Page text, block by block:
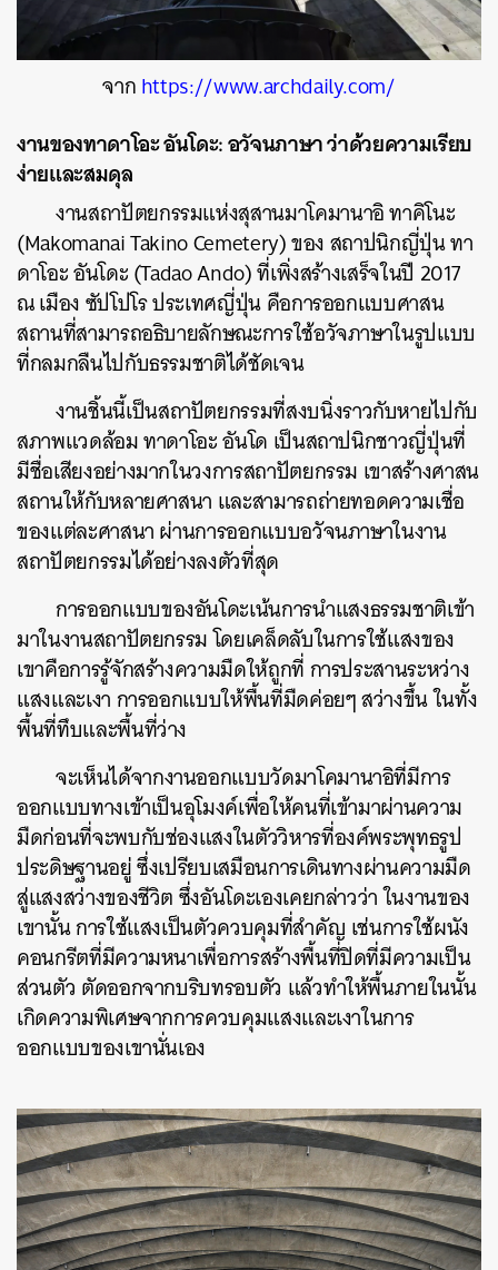
จากhttps://www.archdaily.com/
งานของทาดาโอะ อันโดะ: อวัจนภาษา ว่าด้วยความเรียบ
ง่ายและสมดุล
งานสถาปัตยกรรมแห่งสุสานมาโคมานาอิ ทาคิโนะ
(Makomanai Takino Cemetery) ของ สถาปนิกญี่ปุ่น ทา
ดาโอะ อันโดะ (Tadao Ando) ที่เพิ่งสร้างเสร็จในปี 2017
ณ เมือง ซัปโปโร ประเทศญี่ปุ่น คือการออกแบบศาสน
สถานที่สามารถอธิบายลักษณะการใช้อวัจภาษาในรูปแบบ
ที่กลมกลืนไปกับธรรมชาติได้ชัดเจน
งานชิ้นนี้เป็นสถาปัตยกรรมที่สงบนิ่งราวกับหายไปกับ
สภาพแวดล้อม ทาดาโอะ อันโด เป็นสถาปนิกชาวญี่ปุ่นที่
มีชื่อเสียงอย่างมากในวงการสถาปัตยกรรม เขาสร้างศาสน
สถานให้กับหลายศาสนา และสามารถถ่ายทอดความเชื่อ
ของแต่ละศาสนา ผ่านการออกแบบอวัจนภาษาในงาน
สถาปัตยกรรมได้อย่างลงตัวที่สุด
การออกแบบของอันโดะเน้นการนำแสงธรรมชาติเข้า
มาในงานสถาปัตยกรรม โดยเคล็ดลับในการใช้แสงของ
เขาคือการรู้จักสร้างความมืดให้ถูกที่ การประสานระหว่าง
แสงและเงา การออกแบบให้พื้นที่มืดค่อยๆ สว่างขึ้น ในทั้ง
พื้นที่ทึบและพื้นที่ว่าง
จะเห็นได้จากงานออกแบบวัดมาโคมานาอิที่มีการ
ออกแบบทางเข้าเป็นอุโมงค์เพื่อให้คนที่เข้ามาผ่านความ
มืดก่อนที่จะพบกับช่องแสงในตัววิหารที่องค์พระพุทธรูป
ประดิษฐานอยู่ ซึ่งเปรียบเสมือนการเดินทางผ่านความมืด
สู่แสงสว่างของชีวิต ซึ่งอันโดะเองเคยกล่าวว่า ในงานของ
เขานั้น การใช้แสงเป็นตัวควบคุมที่สำคัญ เช่นการใช้ผนัง
คอนกรีตที่มีความหนาเพื่อการสร้างพื้นที่ปิดที่มีความเป็น
ส่วนตัว ตัดออกจากบริบทรอบตัว แล้วทำให้พื้นภายในนั้น
เกิดความพิเศษจากการควบคุมแสงและเงาในการ
ออกแบบของเขานั่นเอง